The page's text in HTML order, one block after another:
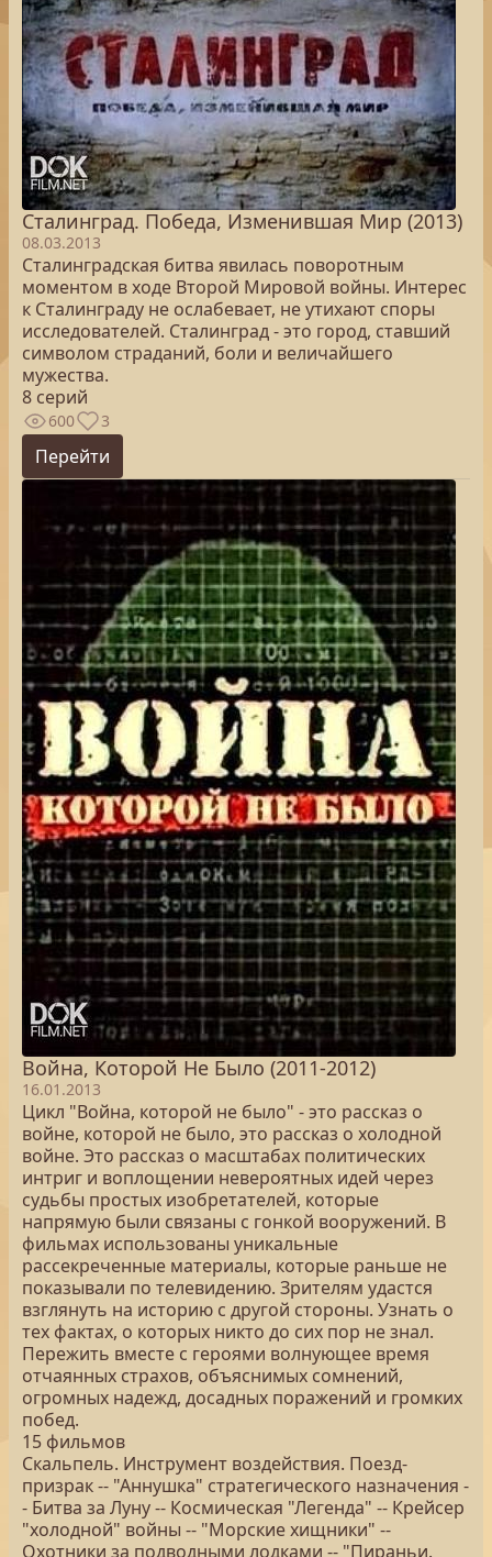
Сталинград. Победа, Изменившая Мир (2013)
08.03.2013
Сталинградская битва явилась поворотным
моментом в ходе Второй Мировой войны. Интерес
к Сталинграду не ослабевает, не утихают споры
исследователей. Сталинград - это город, ставший
символом страданий, боли и величайшего
мужества.
8 серий
600 3
Перейти
Война, Которой Не Было (2011-2012)
16.01.2013
Цикл "Война, которой не было" - это рассказ о
войне, которой не было, это рассказ о холодной
войне. Это рассказ о масштабах политических
интриг и воплощении невероятных идей через
судьбы простых изобретателей, которые
напрямую были связаны с гонкой вооружений. В
фильмах использованы уникальные
рассекреченные материалы, которые раньше не
показывали по телевидению. Зрителям удастся
взглянуть на историю с другой стороны. Узнать о
тех фактах, о которых никто до сих пор не знал.
Пережить вместе с героями волнующее время
отчаянных страхов, объяснимых сомнений,
огромных надежд, досадных поражений и громких
побед.
15 фильмов
Скальпель. Инструмент воздействия. Поезд-
призрак -- "Аннушка" стратегического назначения -
- Битва за Луну -- Космическая "Легенда" -- Крейсер
"холодной" войны -- "Морские хищники" --
Охотники за подводными лодками -- "Пираньи.